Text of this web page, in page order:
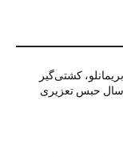
کشتی‌گیر